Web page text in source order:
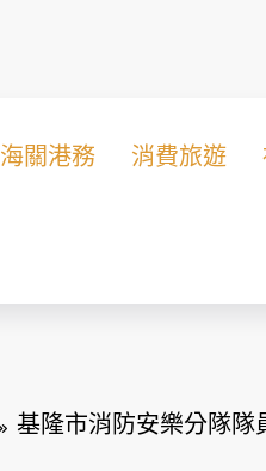
海關港務 消費旅遊
基隆市消防安樂分隊